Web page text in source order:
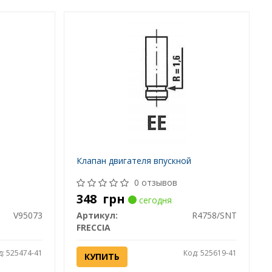
V95073
525474-41
Клапан двигателя впускной
0 отзывов
348 грн
сегодня
Артикул:
R4758/SNT
FRECCIA
КУПИТЬ Код: 525619-41